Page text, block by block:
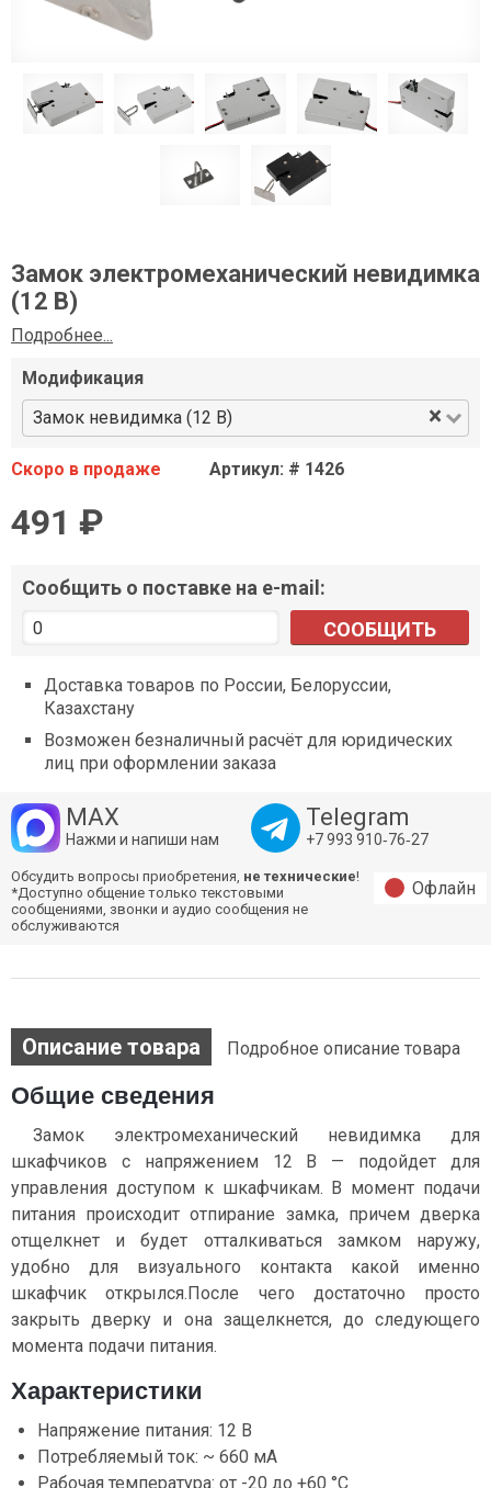
Замок электромеханический невидимка
(12 В)
Подробнее...
Модификация
Замок невидимка (12 В)
×
Скоро в продаже Артикул: # 1426
491 ₽
Сообщить о поставке на e-mail:
СООБЩИТЬ
Доставка товаров по России, Белоруссии,
Казахстану
Возможен безналичный расчёт для юридических
лиц при оформлении заказа
MAX
Нажми и напиши нам
Telegram
+7 993 910‑76‑27
Обсудить вопросы приобретения, не технические!
*Доступно общение только текстовыми
сообщениями, звонки и аудио сообщения не
обслуживаются
Офлайн
Описание товара Подробное описание товара
Общие сведения
Замок электромеханический невидимка для
шкафчиков с напряжением 12 В — подойдет для
управления доступом к шкафчикам. В момент подачи
питания происходит отпирание замка, причем дверка
отщелкнет и будет отталкиваться замком наружу,
удобно для визуального контакта какой именно
шкафчик открылся.После чего достаточно просто
закрыть дверку и она защелкнется, до следующего
момента подачи питания.
Характеристики
Напряжение питания: 12 В
Потребляемый ток: ~ 660 мА
Рабочая температура: от -20 до +60 °C